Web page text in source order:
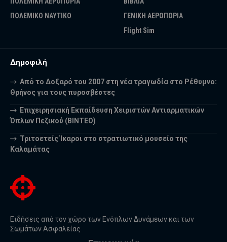
ΠΟΛΕΜΙΚΟ ΝΑΥΤΙΚΟ
ΓΕΝΙΚΗ ΑΕΡΟΠΟΡΙΑ
Flight Sim
Δημοφιλή
Από το Δοξαρό του 2007 στη νέα τραγωδία στο Ρέθυμνο:
Θρήνος για τους πυροσβέστες
Επιχειρησιακή Εκπαίδευση Χειριστών Αντιαρματικών
Όπλων Πεζικού (ΒΙΝΤΕΟ)
Τριτοετείς Ίκαροι στο στρατιωτικό μουσείο της
Καλαμάτας
Ειδήσεις από τον χώρο των Ενόπλων Δυνάμεων και των
Σωμάτων Ασφαλείας